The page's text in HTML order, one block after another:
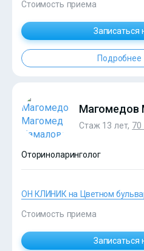
Стоимость приема
Записаться
Подробнее
?>
Магомедов
Стаж 13 лет, 70
Оториноларинголог
ОН КЛИНИК на Цветном
Стоимость приема
Записаться